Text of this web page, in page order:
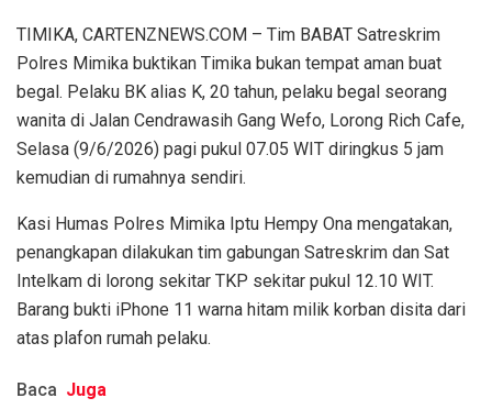
TIMIKA, CARTENZNEWS.COM – Tim BABAT Satreskrim
Polres Mimika buktikan Timika bukan tempat aman buat
begal. Pelaku BK alias K, 20 tahun, pelaku begal seorang
wanita di Jalan Cendrawasih Gang Wefo, Lorong Rich Cafe,
Selasa (9/6/2026) pagi pukul 07.05 WIT diringkus 5 jam
kemudian di rumahnya sendiri.
Kasi Humas Polres Mimika Iptu Hempy Ona mengatakan,
penangkapan dilakukan tim gabungan Satreskrim dan Sat
Intelkam di lorong sekitar TKP sekitar pukul 12.10 WIT.
Barang bukti iPhone 11 warna hitam milik korban disita dari
atas plafon rumah pelaku.
Baca Juga